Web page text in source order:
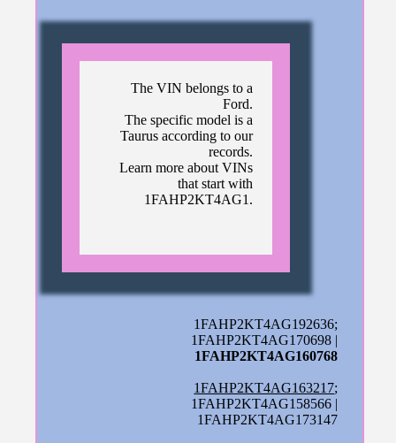
The VIN belongs to a
Ford.
The specific model is a
Taurus according to our
records.
Learn more about VINs
that start with
1FAHP2KT4AG1.
1FAHP2KT4AG192636;
1FAHP2KT4AG170698 |
1FAHP2KT4AG160768
1FAHP2KT4AG163217;
1FAHP2KT4AG158566 |
1FAHP2KT4AG173147